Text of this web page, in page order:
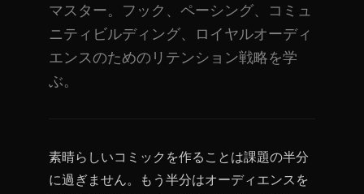
マスター。フック、ペーシング、コミュ
ニティビルディング、ロイヤルオーディ
エンスのためのリテンション戦略を学
ぶ。
素晴らしいコミックを作ることは課題の半分
に過ぎません。もう半分はオーディエンスを